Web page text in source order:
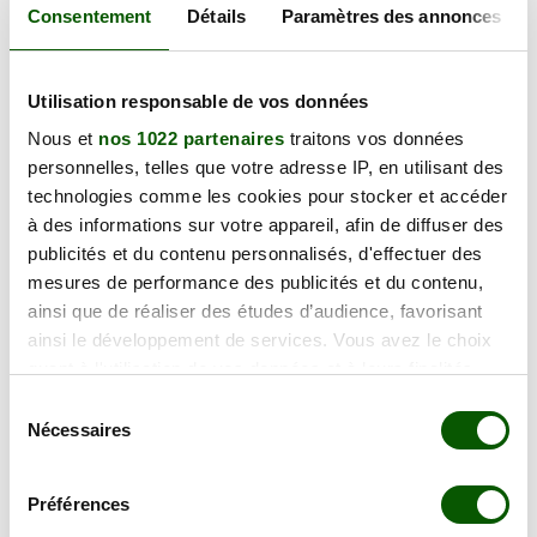
Consentement Détails Paramètres des annonces
Utilisation responsable de vos données
Nous et nos 1022 partenaires traitons vos données
personnelles, telles que votre adresse IP, en utilisant des
technologies comme les cookies pour stocker et accéder
à des informations sur votre appareil, afin de diffuser des
publicités et du contenu personnalisés, d'effectuer des
mesures de performance des publicités et du contenu,
ainsi que de réaliser des études d’audience, favorisant
ainsi le développement de services. Vous avez le choix
tout moment en consultant la Déclaration relative aux
cookies ou en cliquant sur l'icône de confidentialité.
Si vous le permettez, nous aimerions également :
Nécessaires
Préférences
120.00 €
24 Bd Pierre Lecoq, 49300 Cholet
En forte demande
Annulation Gratuite jusqu'à 48h
120.00 €
24 Bd Pierre Lecoq, 49300 Cholet
vendredi 16 octobre 2026